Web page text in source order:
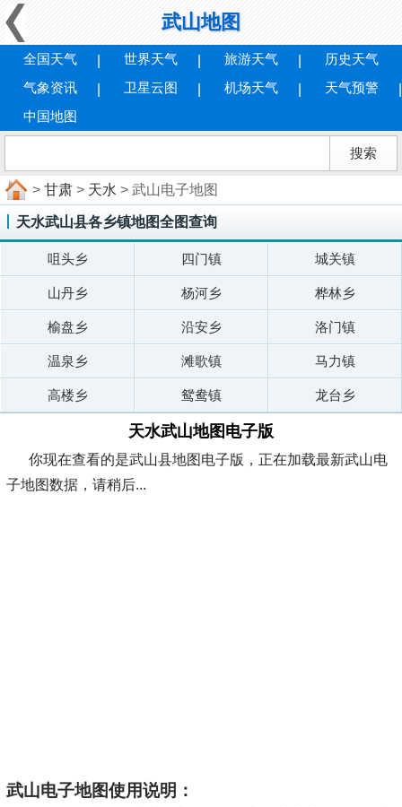
武山地图
全国天气 世界天气 旅游天气
历史天气
气象资讯
卫星云图 机场天气
天气预警
中国地图
> 甘肃 > 天水 > 武山电子地图
天水武山县各乡镇地图全图查询
咀头乡 四门镇 城关镇
山丹乡 杨河乡 桦林乡
榆盘乡 沿安乡 洛门镇
温泉乡 滩歌镇 马力镇
高楼乡 鸳鸯镇 龙台乡
天水武山地图电子版
你现在查看的是武山县地图电子版，正在加载最新武山电
子地图数据，请稍后...
武山电子地图使用说明：